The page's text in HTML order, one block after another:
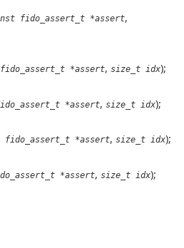
fido_assert_t *assert,
*assert, size_t idx);
*assert, size_t idx);
fido_assert_t *assert, size_t idx);
*assert, size_t idx);